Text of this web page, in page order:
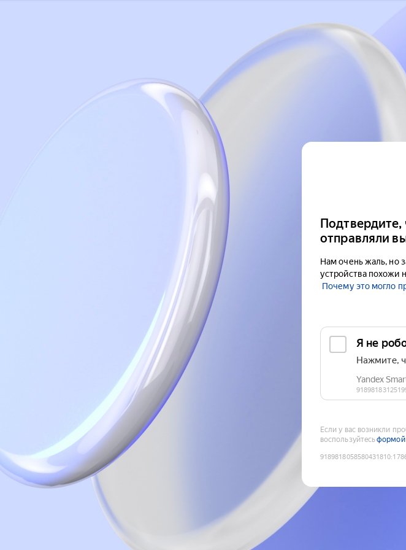
Подтвердите,
отправляли
Нам очень жаль, но
устройства похожи
Почему это могло
Если у вас возникли
воспользуйтесьформой
9189818058580431810: